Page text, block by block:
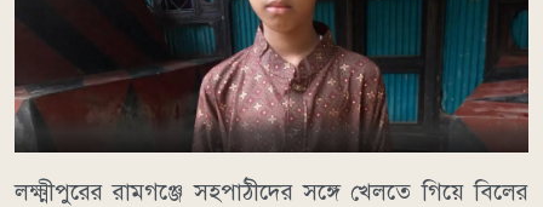
লক্ষ্মীপুরের রামগঞ্জে সহপাঠীদের সঙ্গে খেলতে গিয়ে বিলের